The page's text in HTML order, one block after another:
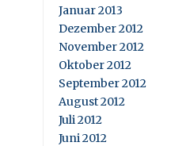
Januar 2013
Dezember 2012
November 2012
Oktober 2012
September 2012
August 2012
Juli 2012
Juni 2012